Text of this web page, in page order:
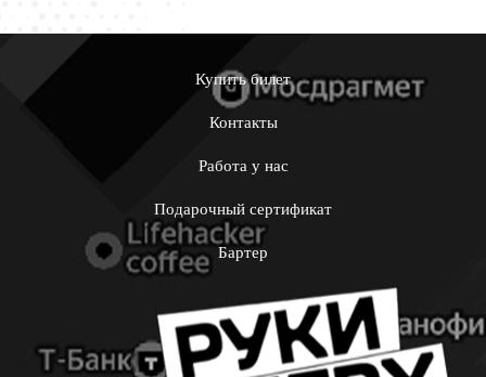
Купить билет
Контакты
Работа у нас
Подарочный сертификат
Бартер